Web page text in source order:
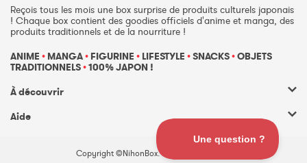
Reçois tous les mois une box surprise de produits culturels japonais
! Chaque box contient des goodies officiels d'anime et manga, des
produits traditionnels et de la nourriture !
ANIME • MANGA• FIGURINE • LIFESTYLE •SNACKS•OBJETS
TRADITIONNELS•100% JAPON !
À découvrir
Aide
Copyright ©NihonBox. Tous droits réservés